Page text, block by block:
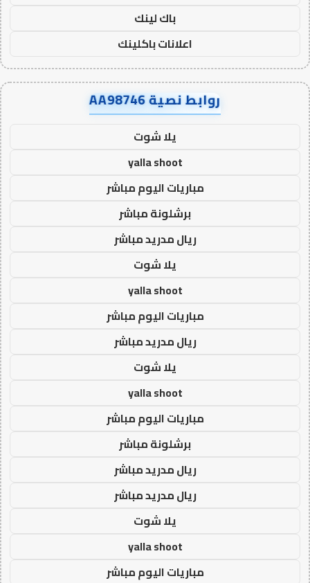
باك لينك
اعلانات باكلينك
روابط نصية AA98746
يلا شوت
yalla shoot
مباريات اليوم مباشر
برشلونة مباشر
ريال مدريد مباشر
يلا شوت
yalla shoot
مباريات اليوم مباشر
ريال مدريد مباشر
يلا شوت
yalla shoot
مباريات اليوم مباشر
برشلونة مباشر
ريال مدريد مباشر
ريال مدريد مباشر
يلا شوت
yalla shoot
مباريات اليوم مباشر